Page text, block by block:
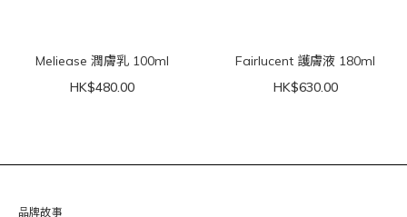
Meliease 潤膚乳 100ml
HK$480.00
Fairlucent 護膚液 180ml
HK$630.00
品牌故事